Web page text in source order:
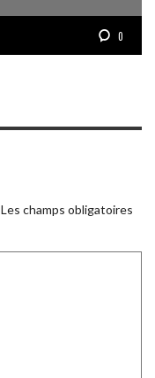
0
Les champs obligatoires